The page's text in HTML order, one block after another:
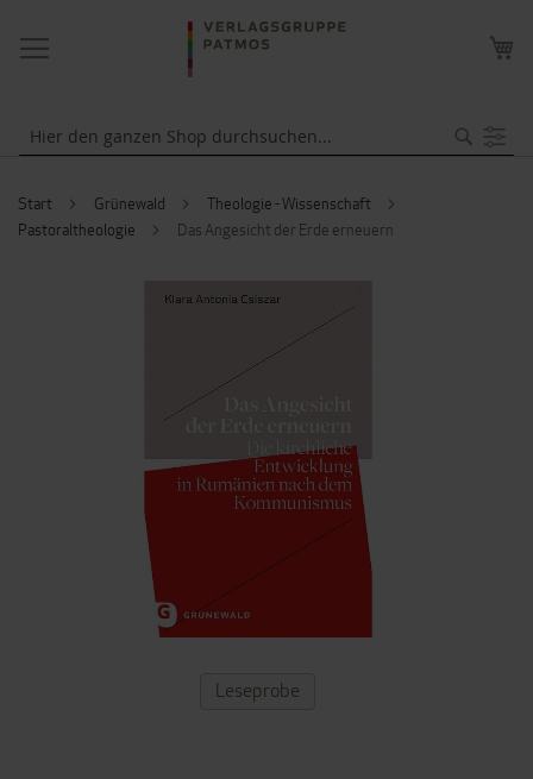
NAVIGATION
UMSCHALTEN
Start Grünewald
Theologie - Wissenschaft
Pastoraltheologie
Das Angesicht der Erde erneuern
ENDE
BILDERGALERIE
SPRINGEN
ZUM
ANFANG
Leseprobe